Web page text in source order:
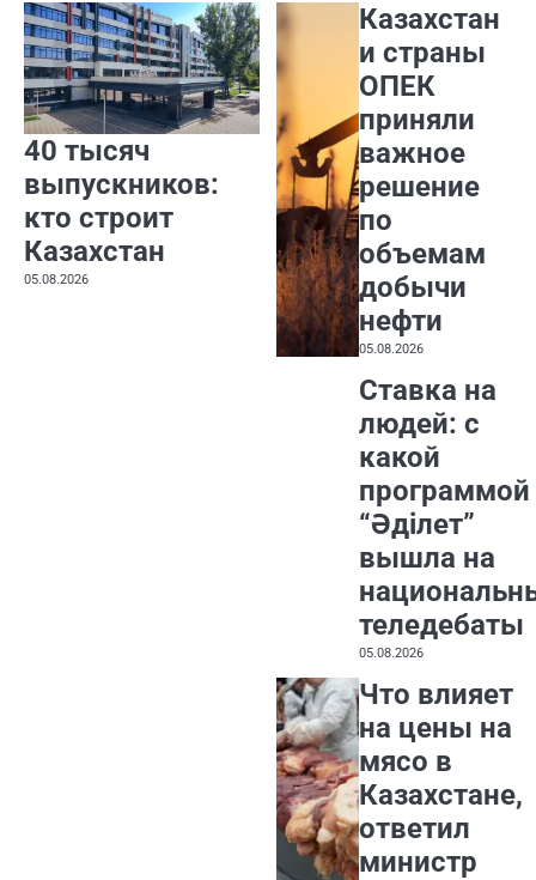
40 тысяч
выпускников:
кто строит
Казахстан
05.08.2026
Казахстан
и страны
ОПЕК
приняли
важное
решение
по
объемам
добычи
нефти
05.08.2026
Ставка на
людей: с
какой
программой
“Әділет”
вышла на
теледебаты
05.08.2026
Что влияет
на цены на
мясо в
Казахстане,
ответил
министр